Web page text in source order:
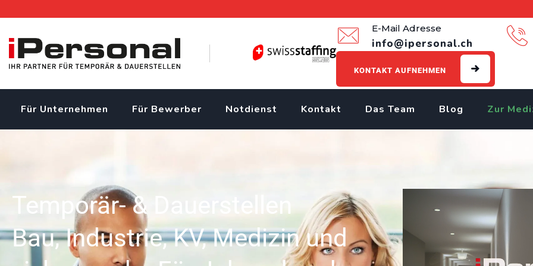
E-Mail Adresse
info@ipersonal.ch
KONTAKT AUFNEHMEN
Für Unternehmen Für Bewerber Notdienst Kontakt Das Team Blog Zur
Temporär- & Dauerstellen
Bau, Industrie, KV, Medizin und